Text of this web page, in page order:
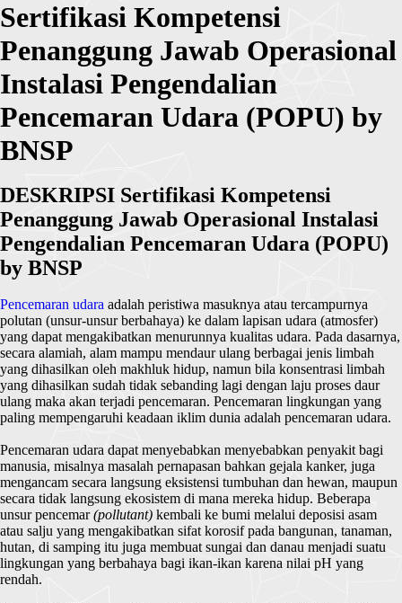
Sertifikasi Kompetensi
Penanggung Jawab Operasional
Instalasi Pengendalian
Pencemaran Udara (POPU) by
BNSP
DESKRIPSI Sertifikasi Kompetensi
Penanggung Jawab Operasional Instalasi
Pengendalian Pencemaran Udara (POPU)
by BNSP
Pencemaran udara adalah peristiwa masuknya atau tercampurnya
polutan (unsur-unsur berbahaya) ke dalam lapisan udara (atmosfer)
yang dapat mengakibatkan menurunnya kualitas udara. Pada dasarnya,
secara alamiah, alam mampu mendaur ulang berbagai jenis limbah
yang dihasilkan oleh makhluk hidup, namun bila konsentrasi limbah
yang dihasilkan sudah tidak sebanding lagi dengan laju proses daur
ulang maka akan terjadi pencemaran. Pencemaran lingkungan yang
paling mempengaruhi keadaan iklim dunia adalah pencemaran udara.
Pencemaran udara dapat menyebabkan menyebabkan penyakit bagi
manusia, misalnya masalah pernapasan bahkan gejala kanker, juga
mengancam secara langsung eksistensi tumbuhan dan hewan, maupun
secara tidak langsung ekosistem di mana mereka hidup. Beberapa
unsur pencemar(pollutant) kembali ke bumi melalui deposisi asam
atau salju yang mengakibatkan sifat korosif pada bangunan, tanaman,
hutan, di samping itu juga membuat sungai dan danau menjadi suatu
lingkungan yang berbahaya bagi ikan-ikan karena nilai pH yang
rendah.